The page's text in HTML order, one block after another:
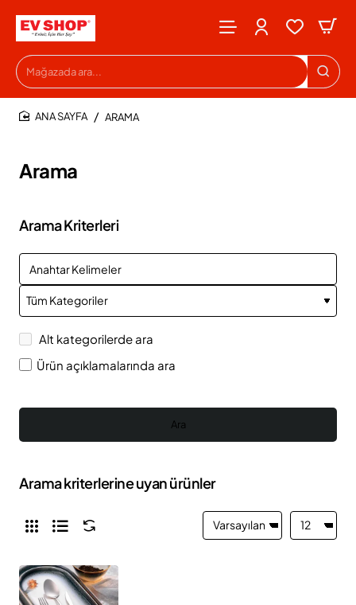
Mağazada
ara...
Arama
ARAMA
Arama Kriterleri
Alt kategorilerde ara
Ürün açıklamalarında ara
Ara
Arama kriterlerine uyan ürünler